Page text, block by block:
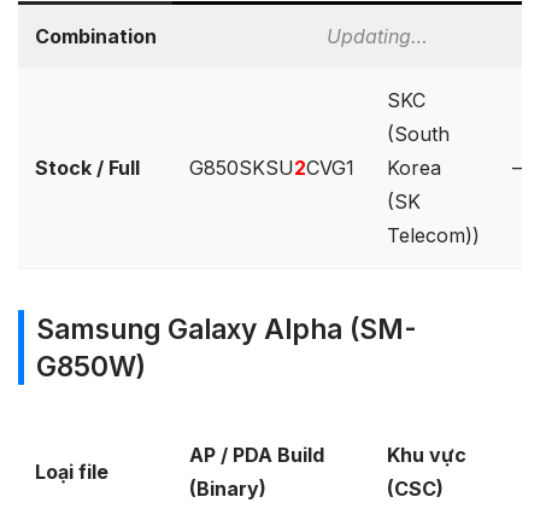
Combination Updating…
Stock / Full G850SKSU2CVG1
SKC
(South
Korea
(SK
Telecom))
–
Samsung Galaxy Alpha (SM-
G850W)
Loại file
AP / PDA Build
(Binary)
Khu vực
(CSC)